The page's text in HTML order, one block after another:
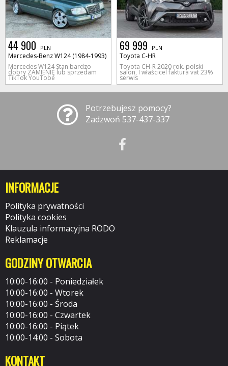
44 900 PLN
Mercedes-Benz W124 (1984-1993)
Mercedes W124 Stan bardzo
dobry ZAMIENIĘ lub sprzedam
TikTok YouTobe
69 999 PLN
Toyota C-HR
Toyota CH-R 2020 rok. polski
salon, I właścicel faktura vat 23%
serwis
Potrzebujesz pomocy?
Zadzwoń 537-437-337
INFORMACJE
Polityka prywatności
Polityka cookies
Klauzula informacyjna RODO
Reklamacje
GODZINY OTWARCIA
10:00-16:00 - Poniedziałek
10:00-16:00 - Wtorek
10:00-16:00 - Środa
10:00-16:00 - Czwartek
10:00-16:00 - Piątek
10:00-14:00 - Sobota
KONTAKT